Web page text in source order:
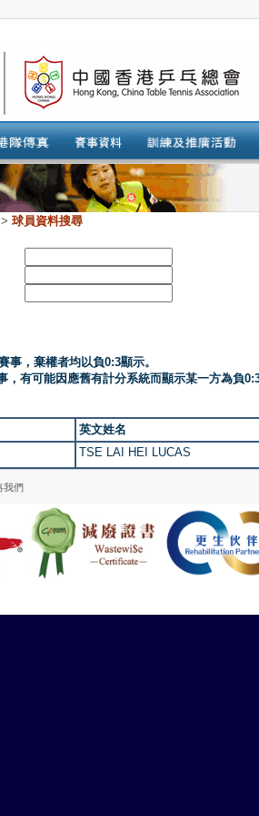
球員資料搜尋
事，棄權者均以負0:3顯示。
，有可能因應舊有計分系統而顯示某一方為負
英文姓名
TSE LAI HEI LUCAS